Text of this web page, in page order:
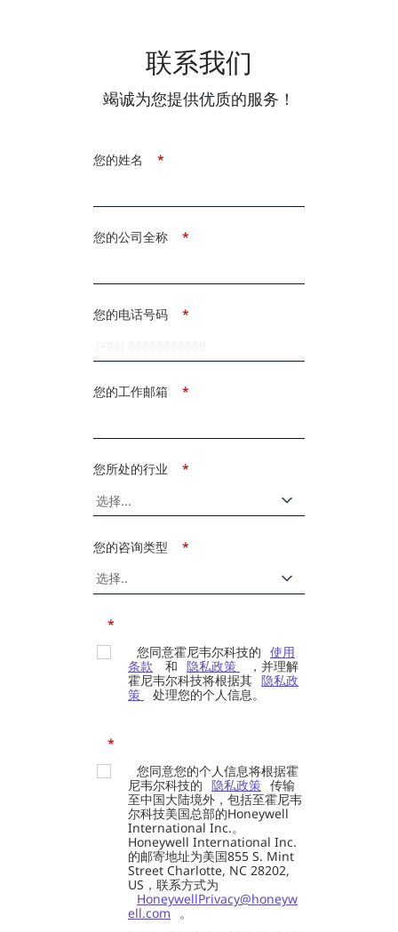
联系我们
竭诚为您提供优质的服务！
*
您的姓名
*
您的公司全称
*
您的电话号码
*
您的工作邮箱
*
您所处的行业
*
您的咨询类型
*
您同意霍尼韦尔科技的 使用
条款
和 隐私政策
，并理解
霍尼韦尔科技将根据其 隐私政
策
处理您的个人信息。
*
您同意您的个人信息将根据霍
尼韦尔科技的 隐私政策 传输
至中国大陆境外，包括至霍尼韦
尔科技美国总部的Honeywell
International Inc.。
Honeywell International Inc.
的邮寄地址为美国855 S. Mint
Street Charlotte, NC 28202,
US，联系方式为
HoneywellPrivacy@honeyw
ell.com
。